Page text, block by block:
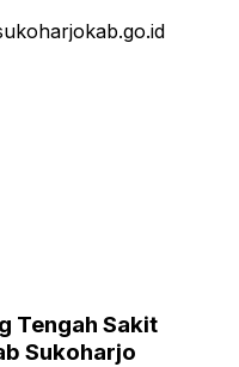
Tengah Sakit
Sukoharjo